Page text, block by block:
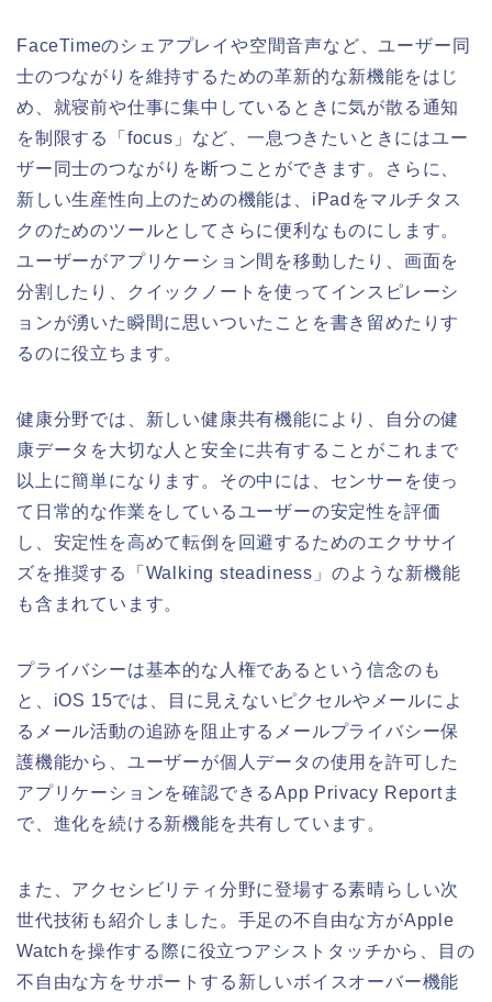
FaceTimeのシェアプレイや空間音声など、ユーザー同
士のつながりを維持するための革新的な新機能をはじ
め、就寝前や仕事に集中しているときに気が散る通知
を制限する「focus」など、一息つきたいときにはユー
ザー同士のつながりを断つことができます。さらに、
新しい生産性向上のための機能は、iPadをマルチタス
クのためのツールとしてさらに便利なものにします。
ユーザーがアプリケーション間を移動したり、画面を
分割したり、クイックノートを使ってインスピレーシ
ョンが湧いた瞬間に思いついたことを書き留めたりす
るのに役立ちます。
健康分野では、新しい健康共有機能により、自分の健
康データを大切な人と安全に共有することがこれまで
以上に簡単になります。その中には、センサーを使っ
て日常的な作業をしているユーザーの安定性を評価
し、安定性を高めて転倒を回避するためのエクササイ
ズを推奨する「Walking steadiness」のような新機能
も含まれています。
プライバシーは基本的な人権であるという信念のも
と、iOS 15では、目に見えないピクセルやメールによ
るメール活動の追跡を阻止するメールプライバシー保
護機能から、ユーザーが個人データの使用を許可した
アプリケーションを確認できるApp Privacy Reportま
で、進化を続ける新機能を共有しています。
また、アクセシビリティ分野に登場する素晴らしい次
世代技術も紹介しました。手足の不自由な方がApple
Watchを操作する際に役立つアシストタッチから、目の
不自由な方をサポートする新しいボイスオーバー機能